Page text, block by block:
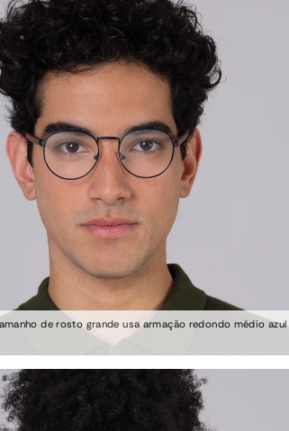
de rosto grande usa armação redondo médio azul